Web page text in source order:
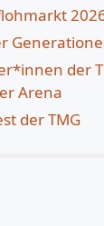
der
Arena
der TMG